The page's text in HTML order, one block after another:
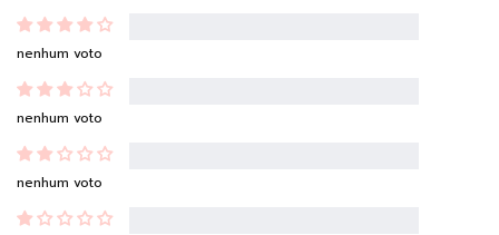
nenhum voto
nenhum voto
nenhum voto